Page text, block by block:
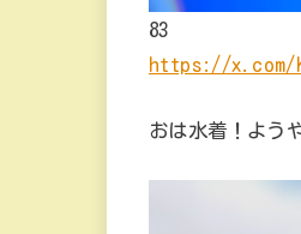
83
https://x.com/
おは水着！よう